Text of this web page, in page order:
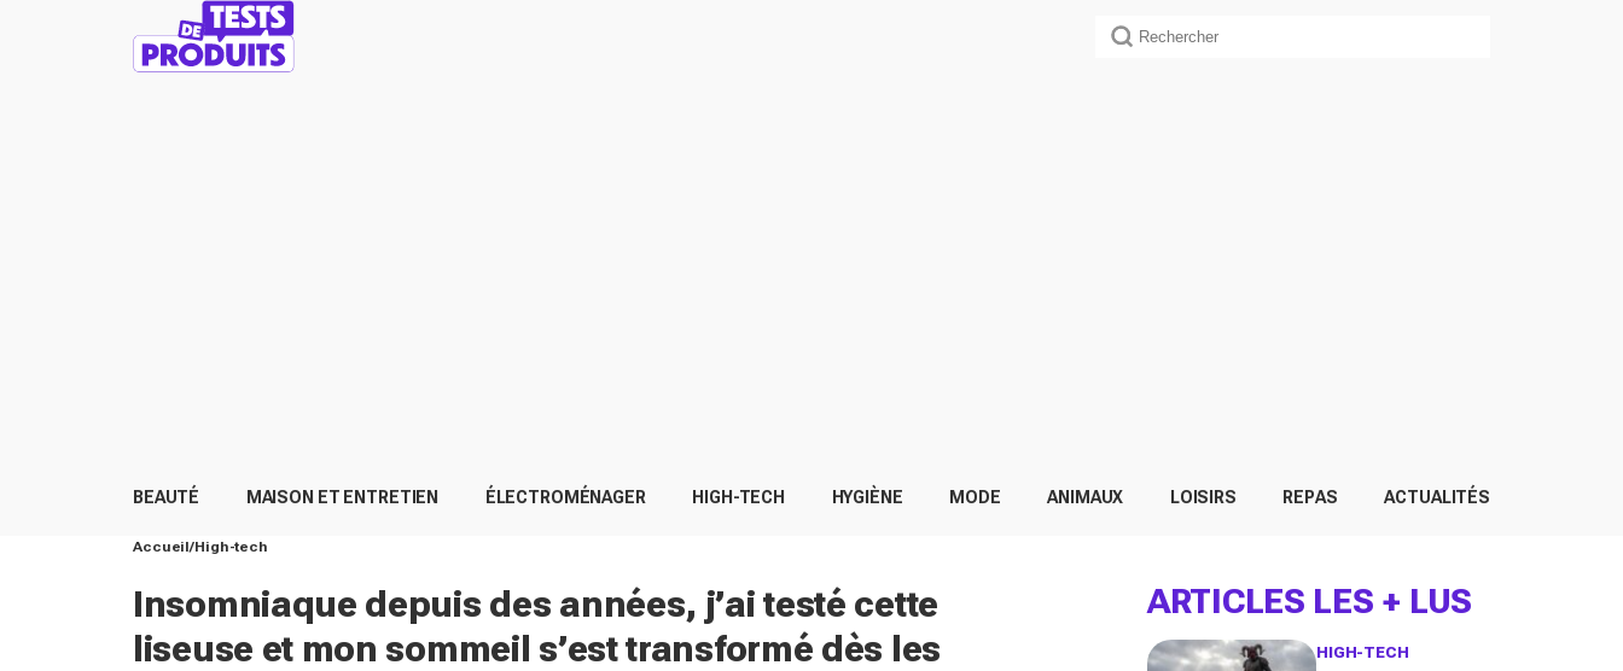
BEAUTÉ MAISON ET ENTRETIEN ÉLECTROMÉNAGER HIGH-TECH HYGIÈNE MODE ANIMAUX LOISIRS REPAS ACTUALITÉS
Accueil High-tech
Insomniaque depuis des années, j’ai testé cette
liseuse et mon sommeil s’est transformé dès les
ARTICLES LES + LUS
HIGH-TECH